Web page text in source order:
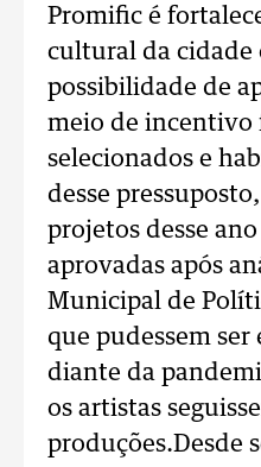
Promific é
cultural da cidade
possibilidade de
meio de incentivo
selecionados e
desse
projetos desse
aprovadas após
Municipal de
que pudessem
diante da
os artistas
produções.Desde